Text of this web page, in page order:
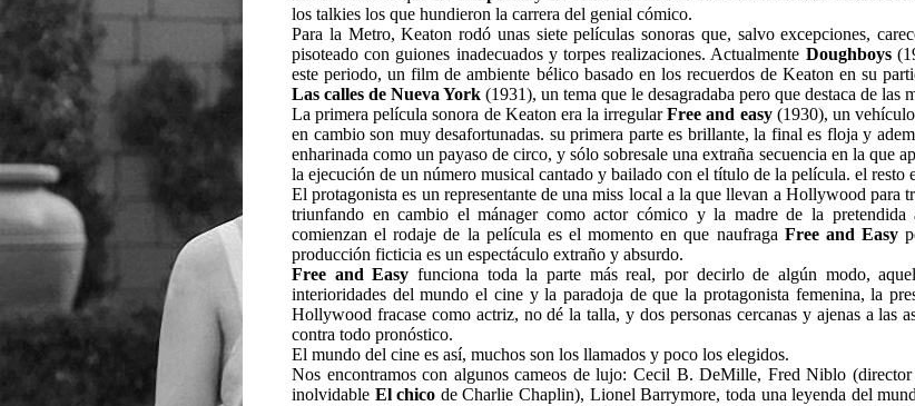
los talkies los que hundieron la carrera del genial cómico.
Para la Metro, Keaton rodó unas siete películas sonoras que, salvo excepciones,
pisoteado con guiones inadecuados y torpes realizaciones. Actualmente Doughboys
este periodo, un film de ambiente bélico basado en los recuerdos de Keaton en su
Las calles de Nueva York (1931), un tema que le desagradaba pero que destaca de las
La primera película sonora de Keaton era la irregularFree and easy(1930), un vehículo
en cambio son muy desafortunadas. su primera parte es brillante, la final es floja y
enharinada como un payaso de circo, y sólo sobresale una extraña secuencia en la que
la ejecución de un número musical cantado y bailado con el título de la película. el resto
El protagonista es un representante de una miss local a la que llevan a Hollywood para
triunfando en cambio el mánager como actor cómico y la madre de la pretendida
comienzan el rodaje de la película es el momento en que naufraga Free and Easy
producción ficticia es un espectáculo extraño y absurdo.
Free and Easy funciona toda la parte más real, por decirlo de algún modo,
interioridades del mundo el cine y la paradoja de que la protagonista femenina, la
Hollywood fracase como actriz, no dé la talla, y dos personas cercanas y ajenas a las
contra todo pronóstico.
El mundo del cine es así, muchos son los llamados y poco los elegidos.
Nos encontramos con algunos cameos de lujo: Cecil B. DeMille, Fred Niblo
inolvidable El chico de Charlie Chaplin), Lionel Barrymore, toda una leyenda del